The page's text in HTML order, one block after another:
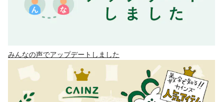
みんなの声でアップデートしました